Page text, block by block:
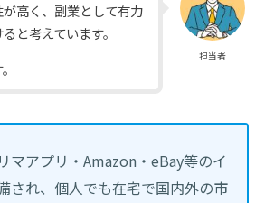
担当者
高く、副業として有力
と考えています。
マアプリ・Amazon・eBay等のイ
され、個人でも在宅で国内外の市